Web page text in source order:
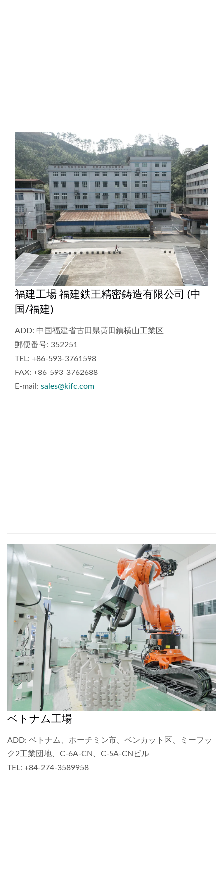
福建工場 福建鉄王精密鋳造有限公司 (中
国/福建)
ADD: 中国福建省古田県黄田鎮横山工業区
郵便番号: 352251
TEL: +86-593-3761598
FAX: +86-593-3762688
E-mail: sales@kifc.com
ベトナム工場
ADD: ベトナム、ホーチミン市、ベンカット区、ミーフッ
ク2工業団地、C-6A-CN、C-5A-CNビル
TEL: +84-274-3589958